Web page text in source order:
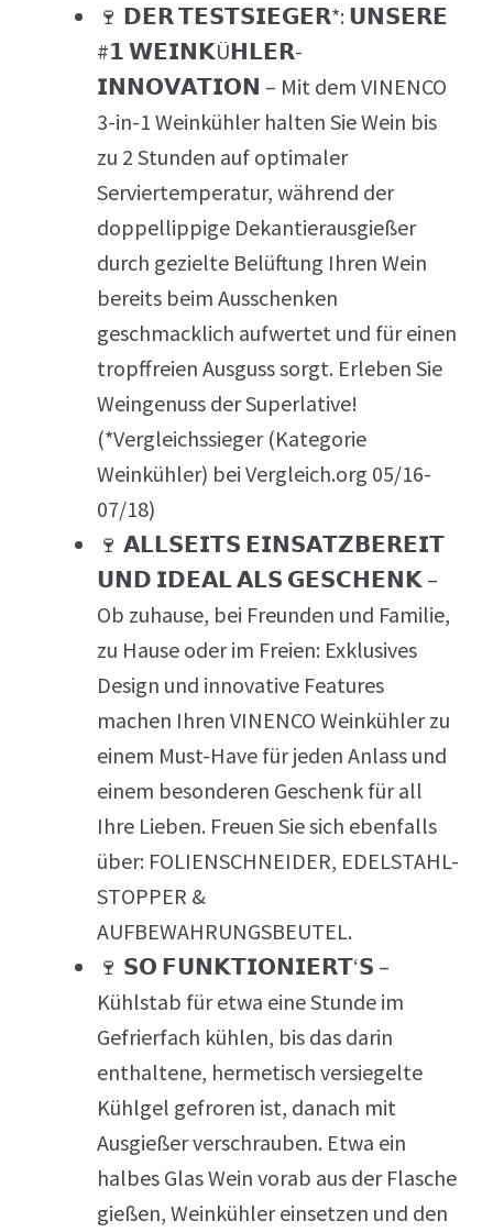
🍷 𝗗𝗘𝗥 𝗧𝗘𝗦𝗧𝗦𝗜𝗘𝗚𝗘𝗥*: 𝗨𝗡𝗦𝗘𝗥𝗘
#𝟭 𝗪𝗘𝗜𝗡𝗞Ü𝗛𝗟𝗘𝗥-
𝗜𝗡𝗡𝗢𝗩𝗔𝗧𝗜𝗢𝗡 – Mit dem VINENCO
3-in-1 Weinkühler halten Sie Wein bis
zu 2 Stunden auf optimaler
Serviertemperatur, während der
doppellippige Dekantierausgießer
durch gezielte Belüftung Ihren Wein
bereits beim Ausschenken
geschmacklich aufwertet und für einen
tropffreien Ausguss sorgt. Erleben Sie
Weingenuss der Superlative!
(*Vergleichssieger (Kategorie
Weinkühler) bei Vergleich.org 05/16-
07/18)
🍷 𝗔𝗟𝗟𝗦𝗘𝗜𝗧𝗦 𝗘𝗜𝗡𝗦𝗔𝗧𝗭𝗕𝗘𝗥𝗘𝗜𝗧
𝗨𝗡𝗗 𝗜𝗗𝗘𝗔𝗟 𝗔𝗟𝗦 𝗚𝗘𝗦𝗖𝗛𝗘𝗡𝗞 –
Ob zuhause, bei Freunden und Familie,
zu Hause oder im Freien: Exklusives
Design und innovative Features
machen Ihren VINENCO Weinkühler zu
einem Must-Have für jeden Anlass und
einem besonderen Geschenk für all
Ihre Lieben. Freuen Sie sich ebenfalls
über: FOLIENSCHNEIDER, EDELSTAHL-
STOPPER &
AUFBEWAHRUNGSBEUTEL.
🍷 𝗦𝗢 𝗙𝗨𝗡𝗞𝗧𝗜𝗢𝗡𝗜𝗘𝗥𝗧‘𝗦 –
Kühlstab für etwa eine Stunde im
Gefrierfach kühlen, bis das darin
enthaltene, hermetisch versiegelte
Kühlgel gefroren ist, danach mit
Ausgießer verschrauben. Etwa ein
halbes Glas Wein vorab aus der Flasche
gießen, Weinkühler einsetzen und den